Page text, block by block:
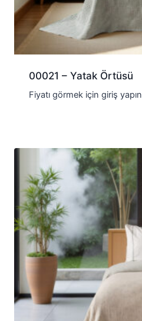
00021 – Yatak Örtüsü
Fiyatı görmek için giriş yapın